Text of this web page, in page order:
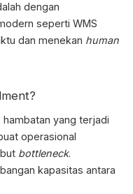
dengan
seperti WMS
dan menekan human
yang terjadi
operasional
bottleneck.
kapasitas antara